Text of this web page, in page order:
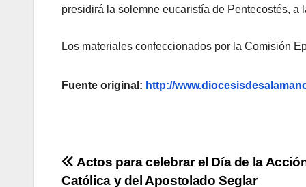
presidirá la solemne eucaristía de Pentecostés,
Los materiales confeccionados por la Comisión
Fuente original: http://
Navegación
Actos para celebrar el Día de la
Católica y del Apostolado Seglar